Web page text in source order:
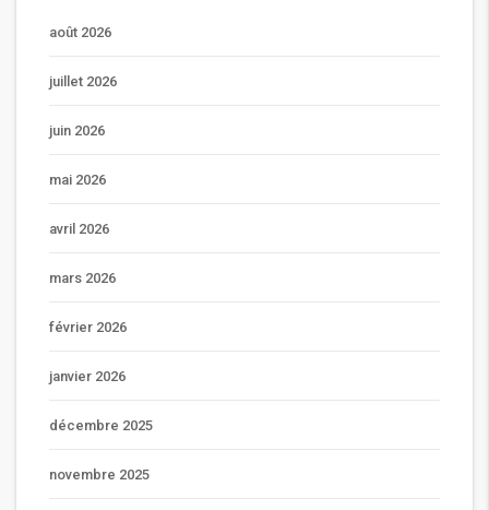
août 2026
juillet 2026
juin 2026
mai 2026
avril 2026
mars 2026
février 2026
janvier 2026
décembre 2025
novembre 2025